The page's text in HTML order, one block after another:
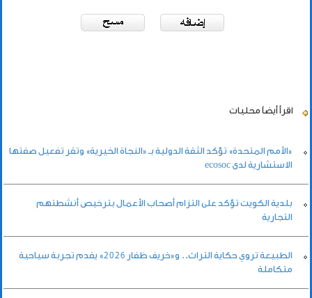
اقرأ أيضاً محليات
«الأمم المتحدة» تؤكد الثقة الدولية بـ «النجاة الخيرية» وتقر تفعيل صفتها
الاستشارية لدى ecosoc
بلدية الكويت تؤكد على التزام أصحاب الأعمال بترخيص أنشطتهم
التجارية
الطبيعة تروي حكاية التراث.. و«خريف ظفار 2026» يقدم تجربة سياحية
متكاملة